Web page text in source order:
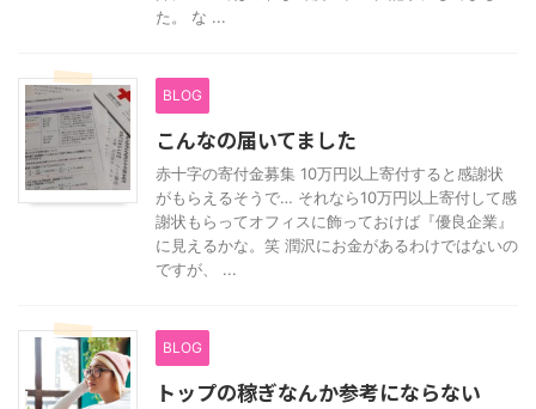
た。 な ...
BLOG
こんなの届いてました
赤十字の寄付金募集 10万円以上寄付すると感謝状
がもらえるそうで… それなら10万円以上寄付して感
謝状もらってオフィスに飾っておけば『優良企業』
に見えるかな。笑 潤沢にお金があるわけではないの
ですが、 ...
BLOG
トップの稼ぎなんか参考にならない